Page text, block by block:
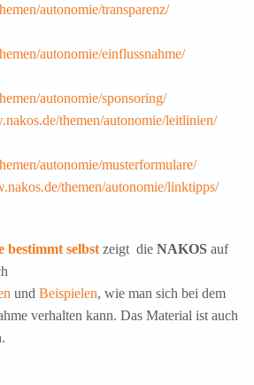
autonomie/transparenz/
autonomie/einflussnahme/
autonomie/sponsoring/
themen/autonomie/leitlinien/
autonomie/musterformulare/
themen/autonomie/linktipps/
bestimmt selbst zeigt die NAKOS auf
und Beispielen, wie man sich bei dem
verhalten kann. Das Material ist auch